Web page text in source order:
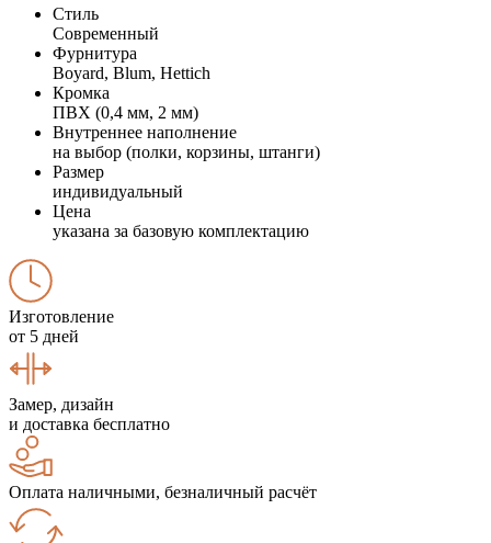
Стиль
Современный
Фурнитура
Boyard, Blum, Hettich
Кромка
ПВХ (0,4 мм, 2 мм)
Внутреннее наполнение
на выбор (полки, корзины, штанги)
Размер
индивидуальный
Цена
указана за базовую комплектацию
Изготовление
от 5 дней
Замер, дизайн
и доставка бесплатно
Оплата наличными, безналичный расчёт